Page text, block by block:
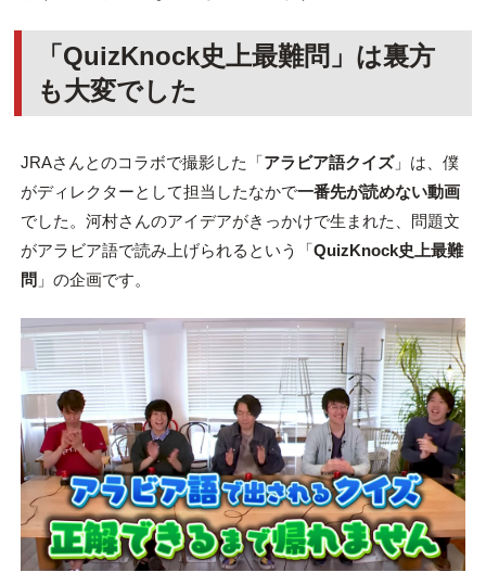
「QuizKnock史上最難問」は裏方
も大変でした
JRAさんとのコラボで撮影した「アラビア語クイズ」は、僕
がディレクターとして担当したなかで一番先が読めない動画
でした。河村さんのアイデアがきっかけで生まれた、問題文
がアラビア語で読み上げられるという「QuizKnock史上最難
問 」の企画です。